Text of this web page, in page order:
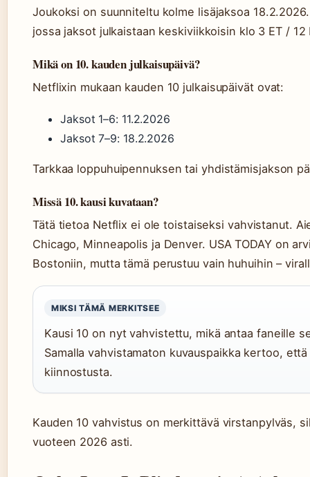
Joukoksi on suunniteltu kolme lisäjaksoa
jossa jaksot julkaistaan keskiviikkoisin klo 3 ET / 12
Mikä on 10. kauden julkaisupäivä?
Netflixin mukaan kauden 10 julkaisupäivät ovat:
Jaksot 1–6: 11.2.2026
Jaksot 7–9: 18.2.2026
Tarkkaa loppuhuipennuksen tai yhdistämisjakson
Missä 10. kausi kuvataan?
Tätä tietoa Netflix ei ole toistaiseksi vahvistanut.
Chicago, Minneapolis ja Denver. USA TODAY on
Bostoniin, mutta tämä perustuu vain huhuihin –
MIKSI TÄMÄ MERKITSEE
Kausi 10 on nyt vahvistettu, mikä antaa faneille
Samalla vahvistamaton kuvauspaikka kertoo,
kiinnostusta.
Kauden 10 vahvistus on merkittävä virstanpylväs,
vuoteen 2026 asti.